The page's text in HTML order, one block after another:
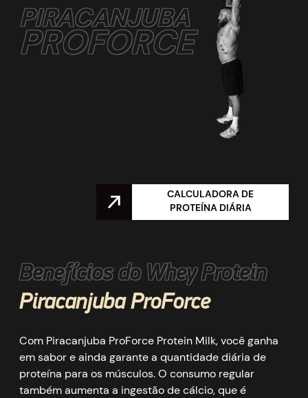
PIRACANJUBA
PROFORCE
CALCULADORA DE
PROTEÍNA DIÁRIA
Benefícios do Whey Protein
Piracanjuba ProForce
Com Piracanjuba ProForce Protein Milk, você ganha
em sabor e ainda garante a quantidade diária de
proteína para os músculos. O consumo regular
também aumenta a ingestão de cálcio, que é